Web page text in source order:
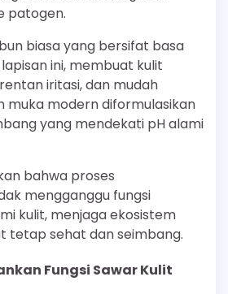
patogen.
biasa yang bersifat basa
ini, membuat kulit
iritasi, dan mudah
muka modern diformulasikan
yang mendekati pH alami
bahwa proses
mengganggu fungsi
kulit, menjaga ekosistem
tetap sehat dan seimbang.
Fungsi Sawar Kulit